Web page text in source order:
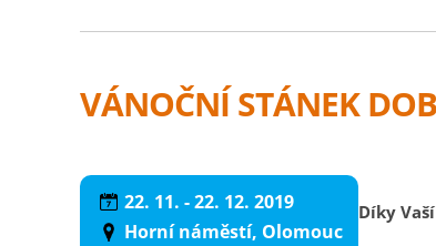
VÁNOČNÍ STÁNEK
22. 11. - 22. 12. 2019
Horní náměstí, Olomouc
Díky